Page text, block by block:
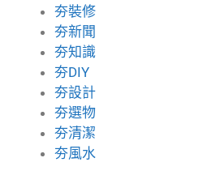
夯裝修
夯新聞
夯知識
夯DIY
夯設計
夯選物
夯清潔
夯風水